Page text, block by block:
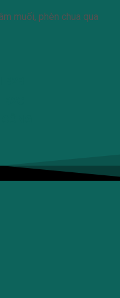
muối, phèn chua qua